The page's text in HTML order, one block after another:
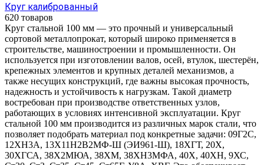
Круг калиброванный
620 товаров
Круг стальной 100 мм — это прочный и универсальный
сортовой металлопрокат, который широко применяется в
строительстве, машиностроении и промышленности. Он
используется при изготовлении валов, осей, втулок, шестерён,
крепежных элементов и крупных деталей механизмов, а
также несущих конструкций, где важны высокая прочность,
надежность и устойчивость к нагрузкам. Такой диаметр
востребован при производстве ответственных узлов,
работающих в условиях интенсивной эксплуатации. Круг
стальной 100 мм производится из различных марок стали, что
позволяет подобрать материал под конкретные задачи: 09Г2С,
12ХН3А, 13Х11Н2В2МФ-Ш (ЭИ961-Ш), 18ХГТ, 20Х,
30ХГСА, 38Х2МЮА, 38ХМ, 38ХН3МФА, 40Х, 40ХН, 9ХС,